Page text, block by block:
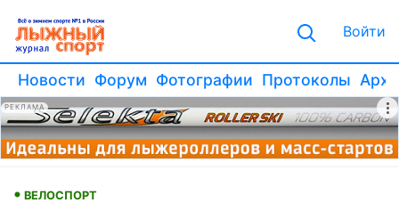
Войти
Новости Форум Фотографии Протоколы
РЕКЛАМА
ВЕЛОСПОРТ